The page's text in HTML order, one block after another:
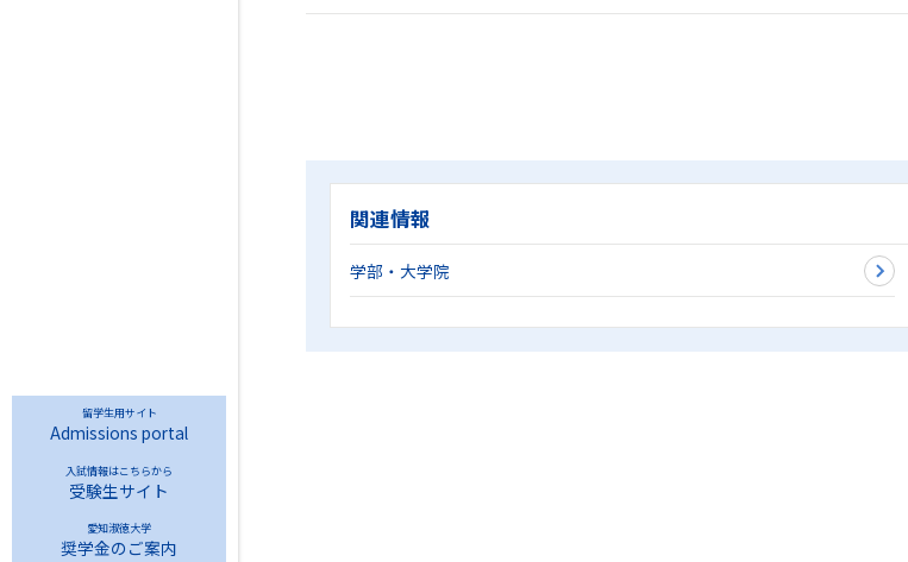
留学生用サイト
Admissions portal
入試情報はこちらから
受験生サイト
愛知淑徳大学
奨学金のご案内
関連情報
学部・大学院